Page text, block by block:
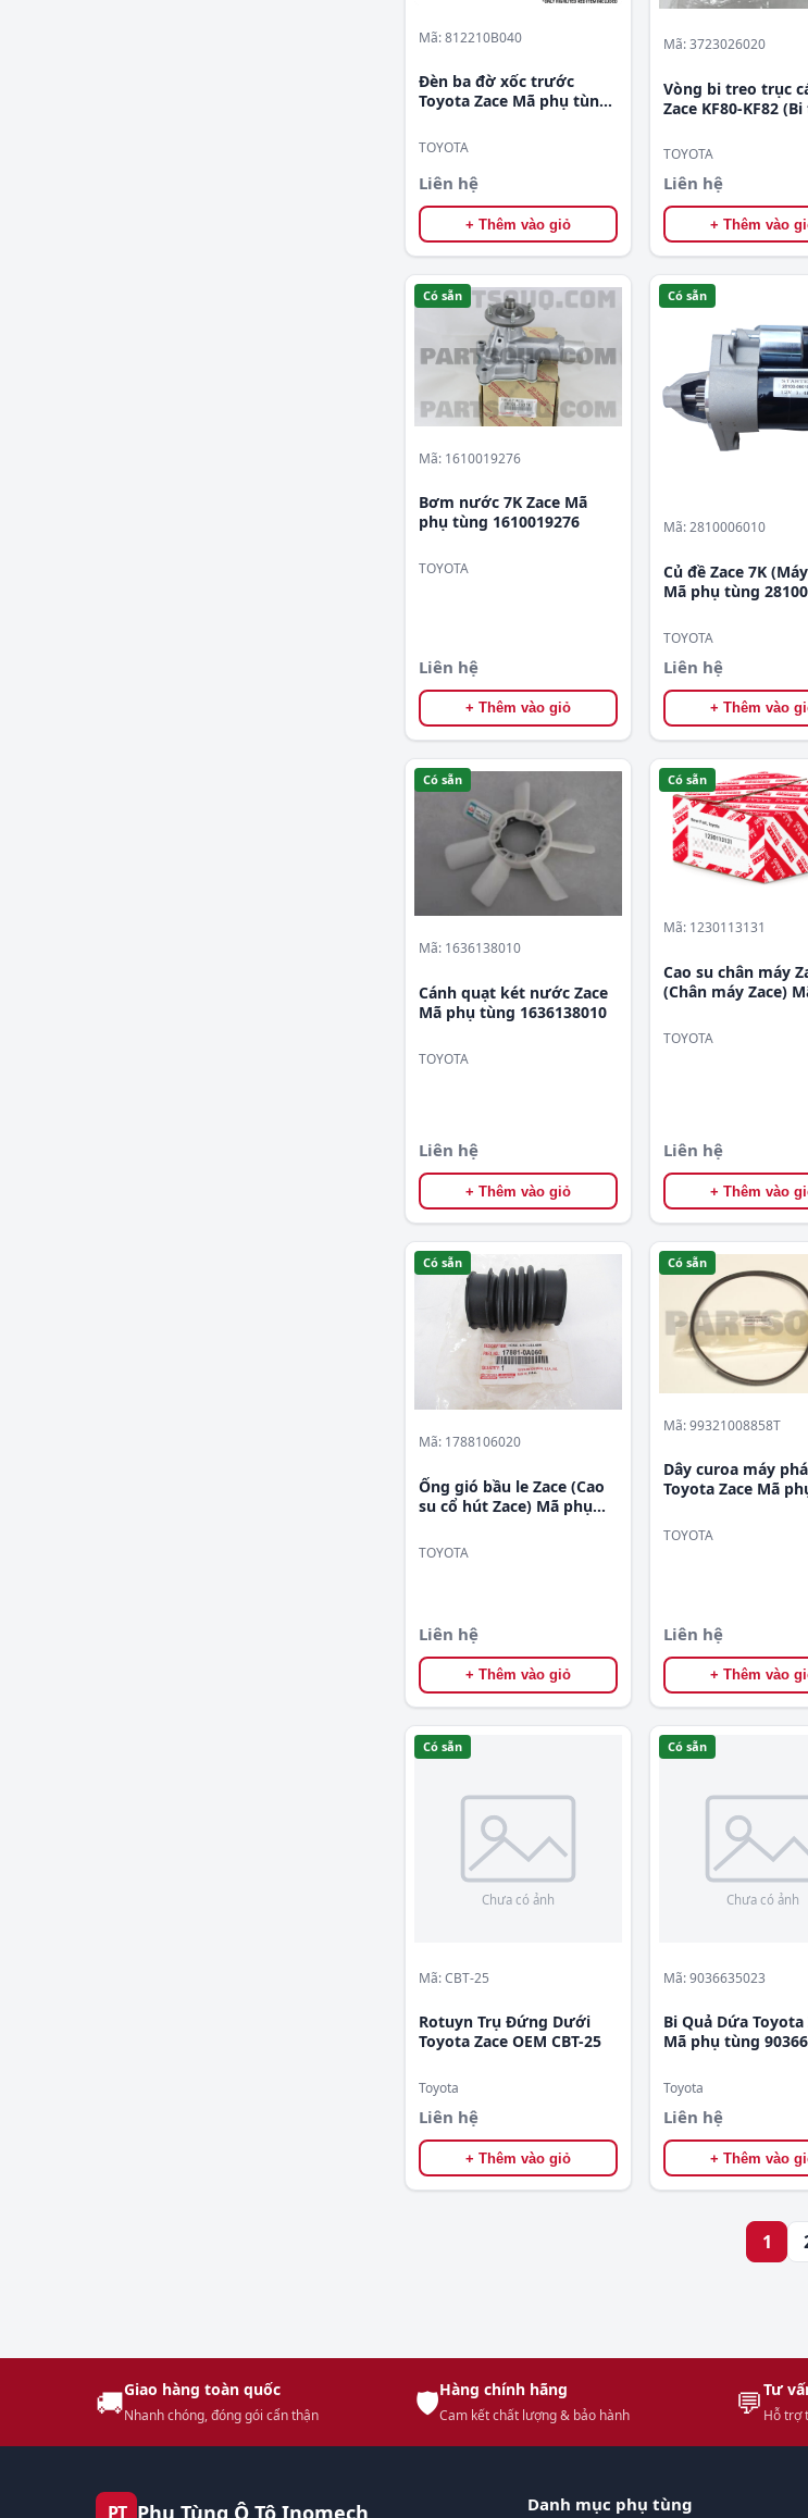
Mã: 812210B040
Đèn ba đờ xốc trước
Toyota Zace Mã phụ tùng
TOYOTA
Liên hệ
+ Thêm vào giỏ
Mã: 3723026020
Vòng bi treo trục
Zace KF80-KF82
3723026020
TOYOTA
Liên hệ
+ Thêm vào
Có sẵn
Mã: 1610019276
Bơm nước 7K Zace Mã
phụ tùng 1610019276
TOYOTA
Liên hệ
+ Thêm vào giỏ
Có sẵn
Mã: 2810006010
Củ đề Zace 7K
Mã phụ tùng
TOYOTA
Liên hệ
+ Thêm vào
Có sẵn
Mã: 1636138010
Cánh quạt két nước Zace
Mã phụ tùng 1636138010
TOYOTA
Liên hệ
+ Thêm vào giỏ
Có sẵn
Mã: 1230113131
Cao su chân máy
(Chân máy Zace)
TOYOTA
Liên hệ
+ Thêm vào
Có sẵn
Mã: 1788106020
Ống gió bầu le Zace (Cao
su cổ hút Zace) Mã phụ
TOYOTA
Liên hệ
+ Thêm vào giỏ
Có sẵn
Mã: 99321008858T
Dây curoa máy
Toyota Zace Mã
TOYOTA
Liên hệ
+ Thêm vào
Có sẵn
Mã: CBT-25
Rotuyn Trụ Đứng Dưới
Toyota Zace OEM CBT-25
Toyota
Liên hệ
+ Thêm vào giỏ
Có sẵn
Mã: 9036635023
Bi Quả Dứa Toyota
Mã phụ tùng
Toyota
Liên hệ
+ Thêm vào
1
🚚Giao hàng toàn quốc
Nhanh chóng, đóng gói cẩn thận 🛡️Hàng chính hãng
Cam kết chất lượng & bảo hành 💬Tư
Hỗ trợ
PT Phụ Tùng Ô Tô Inomech Danh mục phụ tùng